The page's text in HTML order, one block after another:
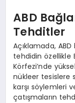
ABD
Tehditler
Açıklamada,
tehdidin özellikle
Körfezi’nde
nükleer tesislere
karşı söylemleri
çatışmaların